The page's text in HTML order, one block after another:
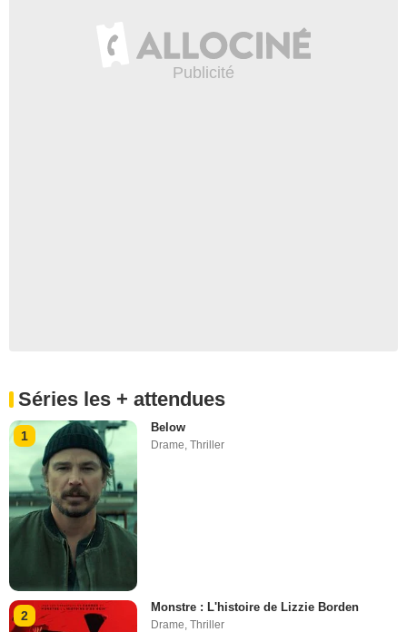
Séries les + attendues
1
Below
Drame ,Thriller
2
Monstre : L'histoire de Lizzie Borden
Drame,Thriller